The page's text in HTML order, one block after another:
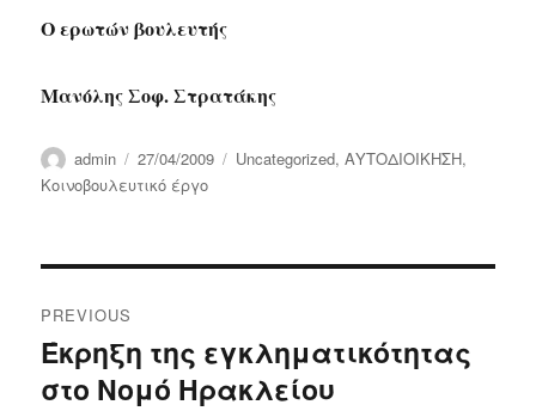
Ο ερωτών βουλευτής
Μανόλης Σοφ. Στρατάκης
Author
admin
Posted
on
27/04/2009 Categories
Uncategorized,ΑΥΤΟΔΙΟΙΚΗΣΗ,
Κοινοβουλευτικό έργο
navigation
PREVIOUS
Previous
post:
Έκρηξη της εγκληματικότητας
στο Νομό Ηρακλείου